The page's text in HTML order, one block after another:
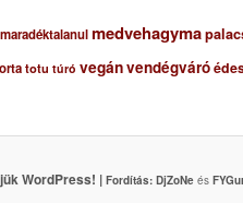
maradéktalanulmedvehagyma
totu túró vegánvendégváró
WordPress! | Fordítás: DjZoNeés